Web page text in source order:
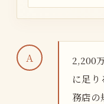
2,200
に足り
務店の